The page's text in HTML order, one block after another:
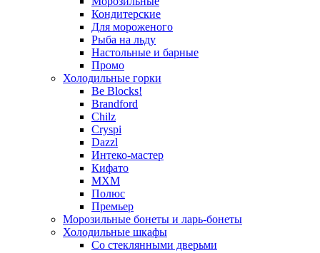
Кондитерские
Для мороженого
Рыба на льду
Настольные и барные
Промо
Холодильные горки
Be Blocks!
Brandford
Chilz
Cryspi
Dazzl
Интеко-мастер
Кифато
МХМ
Полюс
Премьер
Морозильные бонеты и ларь-бонеты
Холодильные шкафы
Со стеклянными дверьми